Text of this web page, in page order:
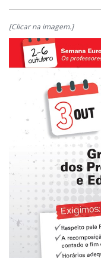
[Clicar na imagem.]